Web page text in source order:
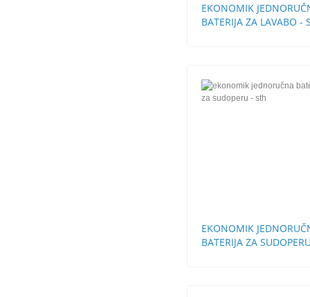
EKONOMIK
BATERIJA ZA LAVABO -
EKONOMIK
BATERIJA ZA